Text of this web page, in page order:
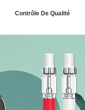
Contrôle De Qualité